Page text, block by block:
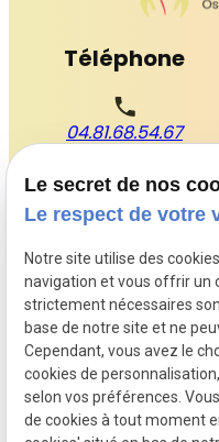
Téléphone
04.81.68.54.67
Lundi - Vendredi :
Samedi : 09h00 -
Mentions
Le secret de nos
Le respect de votre
Notre site utilise des
navigation et vous offrir un
strictement nécessaires
base de notre site et ne
Cependant, vous avez le
cookies de
selon vos préférences.
de cookies à tout moment